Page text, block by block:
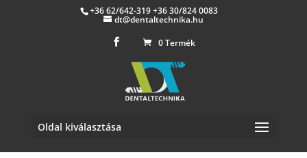
+36 62/642-319 +36 30/824 0083
dt@dentaltechnika.hu
0 Termék
Oldal kiválasztása